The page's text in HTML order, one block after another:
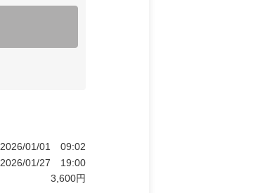
2026/01/01
09:02
2026/01/27
19:00
3,600円